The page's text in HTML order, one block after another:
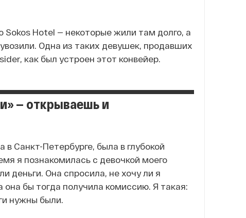
Hotel — некоторые жили там долго, а
Одна из таких девушек, продавших
как был устроен этот конвейер.
— открываешь и
Санкт-Петербурге, была в глубокой
я познакомилась с девочкой моего
деньги. Она спросила, не хочу ли я
бы тогда получила комиссию. Я такая:
нужны были.